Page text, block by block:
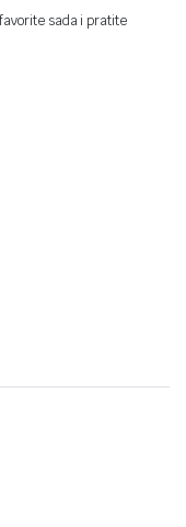
sada i pratite